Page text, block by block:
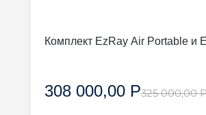
Комплект EzRay Air Portable и
308 000,00 Р325 000,00